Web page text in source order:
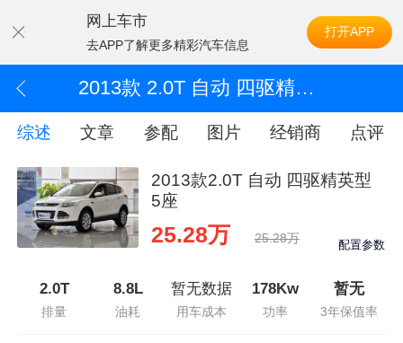
网上车市
去APP了解更多精彩汽车信息
打开APP
2013款 2.0T 自动 四驱精英型 5座
综述 文章 参配 图片 经销商 点评
2013款2.0T 自动 四驱精英型
5座
25.28万 25.28万 配置参数
2.0T
排量
8.8L
油耗
暂无数据
用车成本
178Kw
功率
暂无
3年保值率